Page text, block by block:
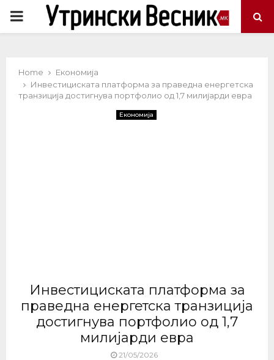
PRIMARY
Home
Економија
Инвестициската платформа за праведна енергетска
транзиција достигнува портфолио од 1,7 милијарди евра
Економија
Инвестициската платформа за
праведна енергетска транзиција
достигнува портфолио од 1,7
милијарди евра
21/05/2026